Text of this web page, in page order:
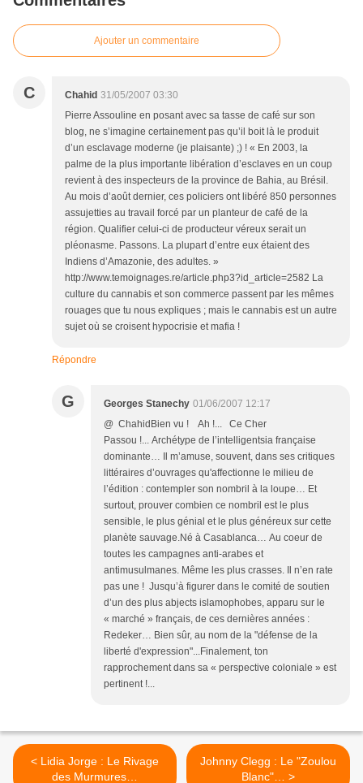
Ajouter un commentaire
C Chahid 31/05/2007 03:30
Pierre Assouline en posant avec sa tasse de café sur son
blog, ne s’imagine certainement pas qu’il boit là le produit
d’un esclavage moderne (je plaisante) ;) ! « En 2003, la
palme de la plus importante libération d’esclaves en un coup
revient à des inspecteurs de la province de Bahia, au Brésil.
Au mois d’août dernier, ces policiers ont libéré 850 personnes
assujetties au travail forcé par un planteur de café de la
région. Qualifier celui-ci de producteur véreux serait un
pléonasme. Passons. La plupart d’entre eux étaient des
Indiens d’Amazonie, des adultes. »
http://www.temoignages.re/article.php3?id_article=2582 La
culture du cannabis et son commerce passent par les mêmes
rouages que tu nous expliques ; mais le cannabis est un autre
sujet où se croisent hypocrisie et mafia !
Répondre
G Georges Stanechy 01/06/2007 12:17
@ ChahidBien vu ! Ah !... Ce Cher
Passou !... Archétype de l’intelligentsia française
dominante… Il m’amuse, souvent, dans ses critiques
littéraires d’ouvrages qu'affectionne le milieu de
l’édition : contempler son nombril à la loupe… Et
surtout, prouver combien ce nombril est le plus
sensible, le plus génial et le plus généreux sur cette
planète sauvage.Né à Casablanca… Au coeur de
toutes les campagnes anti-arabes et
antimusulmanes. Même les plus crasses. Il n’en rate
pas une ! Jusqu’à figurer dans le comité de soutien
d’un des plus abjects islamophobes, apparu sur le
« marché » français, de ces dernières années :
Redeker… Bien sûr, au nom de la "défense de la
liberté d'expression"...Finalement, ton
rapprochement dans sa « perspective coloniale » est
pertinent !...
< Lidia Jorge : Le Rivage
des Murmures…
Johnny Clegg : Le "Zoulou
Blanc"… >